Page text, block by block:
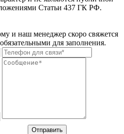
Статьи 437 ГК РФ.
и наш менеджер скоро свяжется
для заполнения.
Отправить